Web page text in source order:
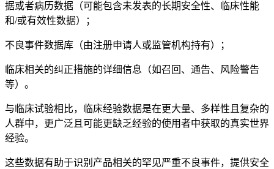
据或者病历数据（可能包含未发表的长期安全性、临床性能
和/或有效性数据）；
不良事件数据库（由注册申请人或监管机构持有）；
临床相关的纠正措施的详细信息（如召回、通告、风险警告
等）。
与临床试验相比，临床经验数据是在更大量、多样性且复杂的
人群中，更广泛且可能更缺乏经验的使用者中获取的真实世界
经验。
这些数据有助于识别产品相关的罕见严重不良事件，提供安全